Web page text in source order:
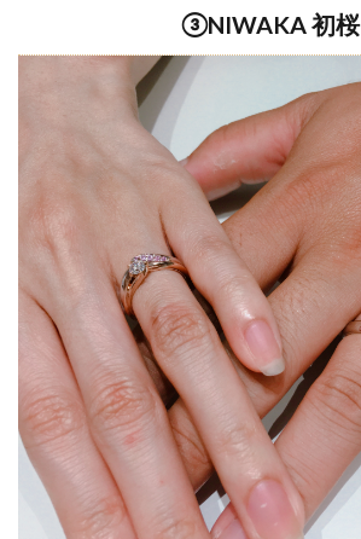
③NIWAKA 初桜